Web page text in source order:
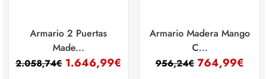
Armario 2 Puertas
Made...
2.058,74€ 1.646,99€
Armario Madera Mango
C...
956,24€ 764,99€